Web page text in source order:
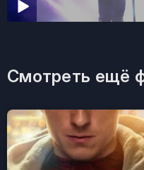
Смотреть ещё